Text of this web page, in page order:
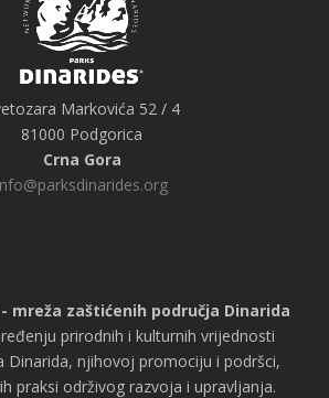
Markovića 52 / 4
81000 Podgorica
Crna Gora
mreža zaštićenih područja Dinarida
prirodnih i kulturnih vrijednosti
Dinarida, njihovoj promociju i podršci,
praksi održivog razvoja i upravljanja.